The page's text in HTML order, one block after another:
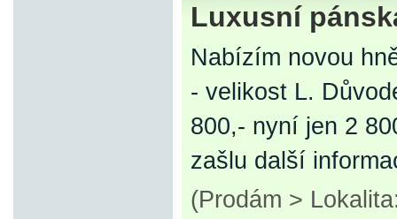
Luxusní
Nabízím novou
- velikost L.
800,- nyní jen 2
zašlu další
(Prodám >